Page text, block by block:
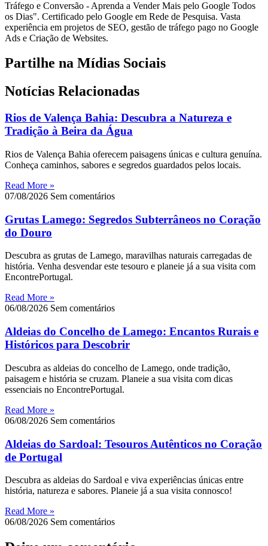
Tráfego e Conversão - Aprenda a Vender Mais pelo Google Todos
os Dias". Certificado pelo Google em Rede de Pesquisa. Vasta
experiência em projetos de SEO, gestão de tráfego pago no Google
Ads e Criação de Websites.
Partilhe na Mídias Sociais
Notícias Relacionadas
Rios de Valença Bahia: Descubra a Natureza e
Tradição à Beira da Água
Rios de Valença Bahia oferecem paisagens únicas e cultura genuína.
Conheça caminhos, sabores e segredos guardados pelos locais.
Read More »
07/08/2026 Sem comentários
Grutas Lamego: Segredos Subterrâneos no Coração
do Douro
Descubra as grutas de Lamego, maravilhas naturais carregadas de
história. Venha desvendar este tesouro e planeie já a sua visita com
EncontrePortugal.
Read More »
06/08/2026 Sem comentários
Aldeias do Concelho de Lamego: Encantos Rurais e
Históricos para Descobrir
Descubra as aldeias do concelho de Lamego, onde tradição,
paisagem e história se cruzam. Planeie a sua visita com dicas
essenciais no EncontrePortugal.
Read More »
06/08/2026 Sem comentários
Aldeias do Sardoal: Tesouros Autênticos no Coração
de Portugal
Descubra as aldeias do Sardoal e viva experiências únicas entre
história, natureza e sabores. Planeie já a sua visita connosco!
Read More »
06/08/2026 Sem comentários